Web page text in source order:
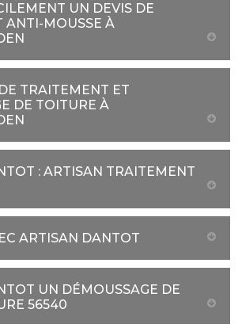
UN DEVIS DE
ANTI-MOUSSE À
TRAITEMENT ET
DE TOITURE À
: ARTISAN TRAITEMENT
ARTISAN DANTOT
UN DÉMOUSSAGE DE
56540